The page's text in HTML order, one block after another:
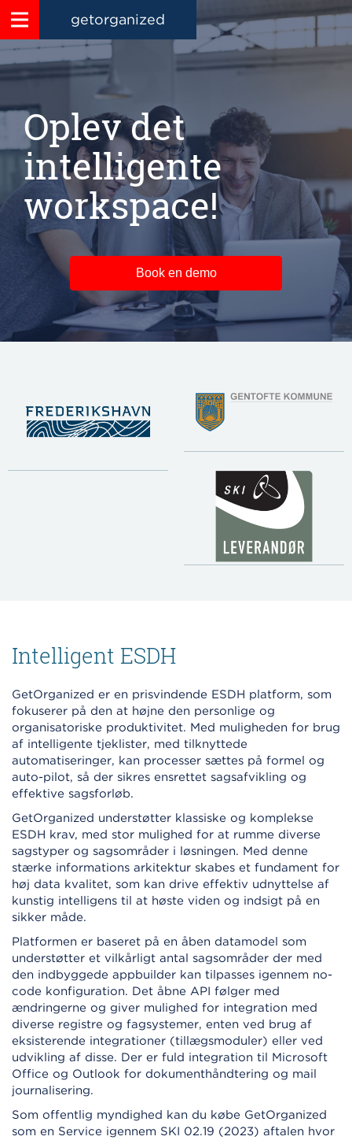
getorganized
Oplev det
intelligente
workspace!
Book en demo
Intelligent ESDH
GetOrganized er en prisvindende ESDH platform, som
fokuserer på den at højne den personlige og
organisatoriske produktivitet. Med muligheden for brug
af intelligente tjeklister, med tilknyttede
automatiseringer, kan processer sættes på formel og
auto-pilot, så der sikres ensrettet sagsafvikling og
effektive sagsforløb.
GetOrganized understøtter klassiske og komplekse
ESDH krav, med stor mulighed for at rumme diverse
sagstyper og sagsområder i løsningen. Med denne
stærke informations arkitektur skabes et fundament for
høj data kvalitet, som kan drive effektiv udnyttelse af
kunstig intelligens til at høste viden og indsigt på en
sikker måde.
Platformen er baseret på en åben datamodel som
understøtter et vilkårligt antal sagsområder der med
den indbyggede appbuilder kan tilpasses igennem no-
code konfiguration. Det åbne API følger med
ændringerne og giver mulighed for integration med
diverse registre og fagsystemer, enten ved brug af
eksisterende integrationer (tillægsmoduler) eller ved
udvikling af disse. Der er fuld integration til Microsoft
Office og Outlook for dokumenthåndtering og mail
journalisering.
Som offentlig myndighed kan du købe GetOrganized
som en Service igennem SKI 02.19 (2023) aftalen hvor